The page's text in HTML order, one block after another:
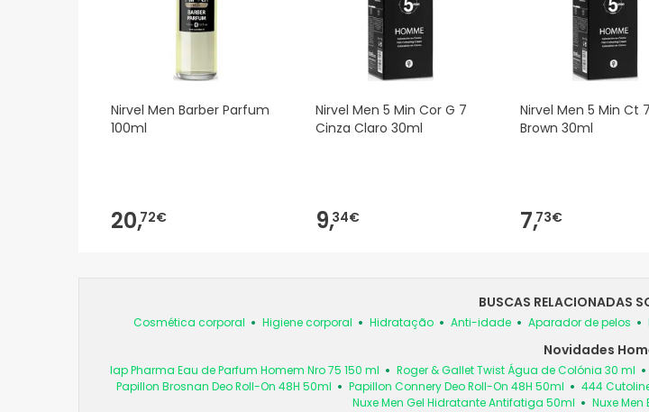
Nirvel Men Barber Parfum
100ml
20,72€
Nirvel Men 5 Min Cor G 7
Cinza Claro 30ml
9,34€
Nirvel Men 5 Min Ct
Brown 30ml
7,73€
BUSCAS RELACIONADAS
Cosmética corporal Higiene corporal Hidratação Anti-idade Aparador de pelos
Novidades
Iap Pharma Eau de Parfum Homem Nro 75 150 ml Roger & Gallet Twist Água de Colónia 30 ml
Papillon Brosnan Deo Roll-On 48H 50ml
Papillon Connery Deo Roll-On 48H 50ml 444
Nuxe Men Gel Hidratante Antifatiga 50ml
Nuxe